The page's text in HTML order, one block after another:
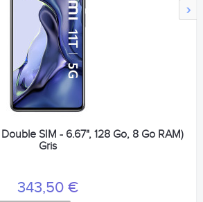
›
SIM - 6.67", 128 Go, 8 Go RAM)
Gris
343,50 €